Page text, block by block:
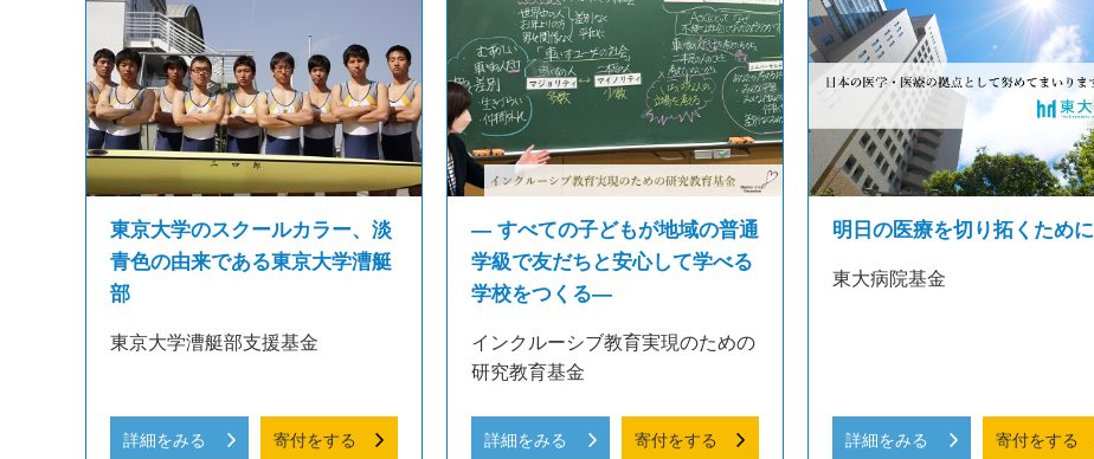
東京大学のスクールカラー、淡
青色の由来である東京大学漕艇
部
東京大学漕艇部支援基金
詳細をみる 寄付をする
― すべての子どもが地域の普通
学級で友だちと安心して学べる
学校をつくる―
インクルーシブ教育実現のための
研究教育基金
詳細をみる 寄付をする
明日の医療を切り拓くために
東大病院基金
詳細をみる 寄付をする